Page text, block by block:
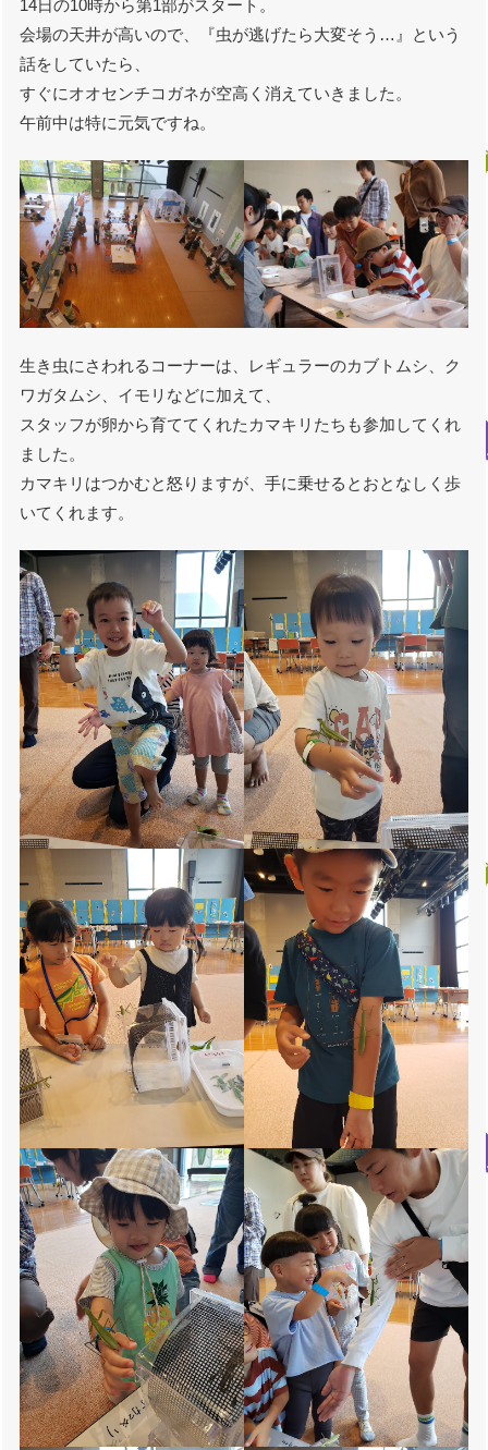
14日の10時から第1部がスタート。
会場の天井が高いので、『虫が逃げたら大変そう…』という
話をしていたら、
すぐにオオセンチコガネが空高く消えていきました。
午前中は特に元気ですね。
生き虫にさわれるコーナーは、レギュラーのカブトムシ、ク
ワガタムシ、イモリなどに加えて、
スタッフが卵から育ててくれたカマキリたちも参加してくれ
ました。
カマキリはつかむと怒りますが、手に乗せるとおとなしく歩
いてくれます。